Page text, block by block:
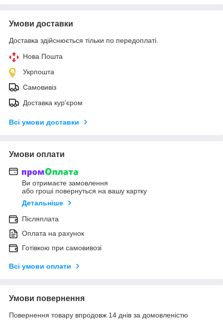
Умови доставки
Доставка здійснюється тільки по передоплаті.
Нова Пошта
Укрпошта
Самовивіз
Доставка кур'єром
Всі умови доставки
Умови оплати
Ви отримаєте замовлення
або гроші повернуться на вашу картку
Детальніше
Післяплата
Оплата на рахунок
Готівкою при самовивозі
Всі умови оплати
Умови повернення
Повернення товару впродовж 14 днів за домовленістю